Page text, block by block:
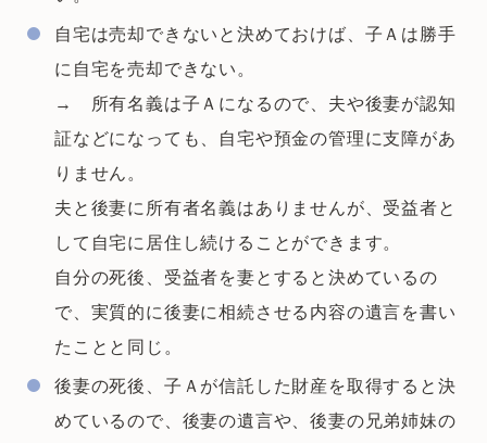
自宅は売却できないと決めておけば、子Ａは勝手
に自宅を売却できない。
→ 所有名義は子Ａになるので、夫や後妻が認知
証などになっても、自宅や預金の管理に支障があ
りません。
夫と後妻に所有者名義はありませんが、受益者と
して自宅に居住し続けることができます。
自分の死後、受益者を妻とすると決めているの
で、実質的に後妻に相続させる内容の遺言を書い
たことと同じ。
後妻の死後、子Ａが信託した財産を取得すると決
めているので、後妻の遺言や、後妻の兄弟姉妹の